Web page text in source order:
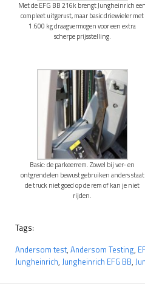
Met de EFG BB 216k brengt Jungheinrich een
compleet uitgerust, maar basic driewieler met
1.600 kg draagvermogen voor een extra
scherpe prijsstelling.
Basic: de parkeerrem. Zowel bij ver- en
ontgrendelen bewust gebruiken anders staat
de truck niet goed op de rem of kan je niet
rijden.
Tags:
Andersom test, Andersom Testing,
Jungheinrich, Jungheinrich EFG BB,